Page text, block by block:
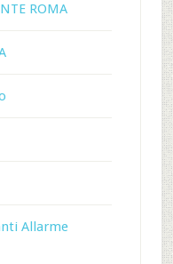
ROMA
Allarme